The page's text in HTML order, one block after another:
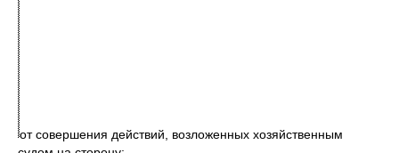
от совершения действий, возложенных хозяйственным